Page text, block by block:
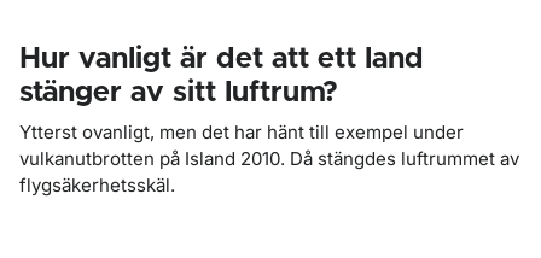
Hur vanligt är det att ett land
stänger av sitt luftrum?
Ytterst ovanligt, men det har hänt till exempel under
vulkanutbrotten på Island 2010. Då stängdes luftrummet av
flygsäkerhetsskäl.